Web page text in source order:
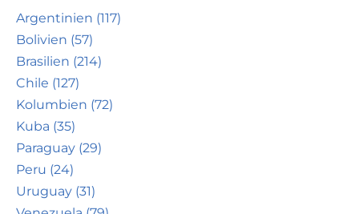
Argentinien (117)
Bolivien (57)
Brasilien (214)
Chile (127)
Kolumbien (72)
Kuba (35)
Paraguay (29)
Peru (24)
Uruguay (31)